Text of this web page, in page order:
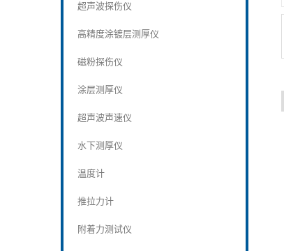
超声波探伤仪
高精度涂镀层测厚仪
磁粉探伤仪
涂层测厚仪
超声波声速仪
水下测厚仪
温度计
推拉力计
附着力测试仪